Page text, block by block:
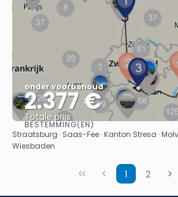
onder voorbehoud
2.377 €
Totale prijs
Bekijk
BESTEMMING(EN)
Straatsburg · Saas-Fee · Kanton Stresa ·
Wiesbaden
1 2